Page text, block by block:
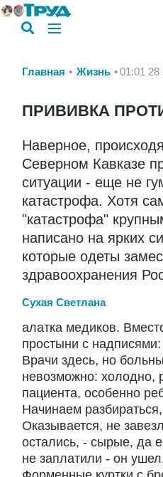
Главная Жизнь 01:01 28
ПРИВИВКА
Наверное,
Северном Кавказе
ситуации - еще не
катастрофа. Хотя
"катастрофа"
написано на ярких
которые одеты
здравоохранения
Сухая Светлана
алатка медиков.
простыни с надписями:
Врачи здесь, но
невозможно: холодно,
пациента, особенно
Начинаем
Оказывается, не
остались, - сырые, да
не заплатили - он